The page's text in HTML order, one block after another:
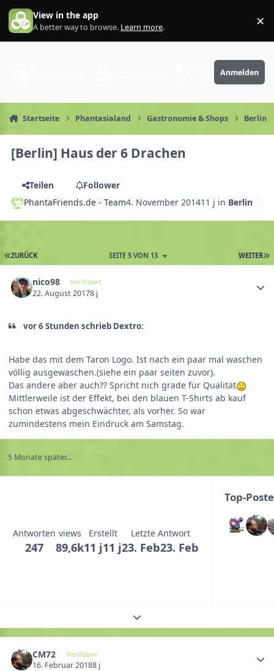
Zum Inhalt springen
View in the app
A better way to browse. Learn more. ×
PhantaFriends.de
Anmelden
Startseite Phantasialand Gastronomie & Shops Berlin
[Berlin] Haus der 6 Drachen
Teilen
Follower
PhantaFriends.de - Team4. November 201411 j in Berlin
ZURÜCK WEITER
SEITE 5 VON 13
nico98 Verifiziert
22. August 20178 j
vor 6 Stunden schrieb Dextro:
Habe das mit dem Taron Logo. Ist nach ein paar mal waschen
völlig ausgewaschen.(siehe ein paar seiten zuvor).
Das andere aber auch?? Spricht nich grade für Qualität
Mittlerweile ist der Effekt, bei den blauen T-Shirts ab kauf
schon etwas abgeschwächter, als vorher. So war
zumindestens mein Eindruck am Samstag.
5 Monate später...
Antworten
247
views
89,6k
Erstellt
11 j11 j
Letzte Antwort
23. Feb23. Feb
Top-
Themenübersicht erweitern
CM72 Verifiziert
16. Februar 20188 j